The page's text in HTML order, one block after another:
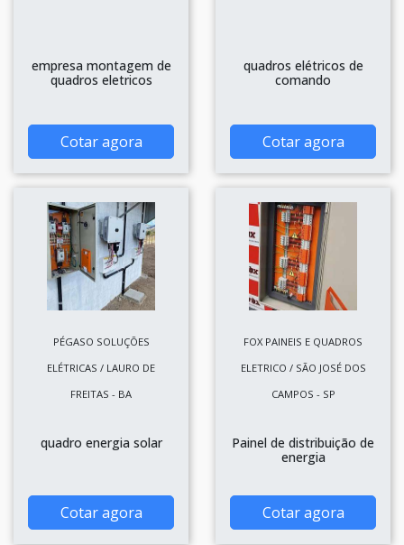
empresa montagem de
quadros eletricos
Cotar agora
quadros elétricos de
comando
Cotar agora
PÉGASO SOLUÇÕES
ELÉTRICAS / LAURO DE
FREITAS - BA
quadro energia solar
Cotar agora
FOX PAINEIS E QUADROS
ELETRICO / SÃO JOSÉ DOS
CAMPOS - SP
Painel de distribuição de
energia
Cotar agora